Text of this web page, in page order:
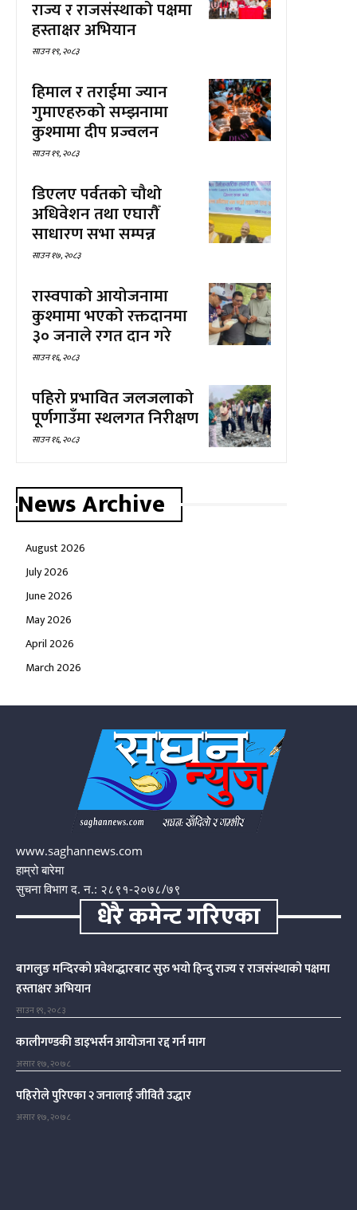
राज्य र राजसंस्थाको पक्षमा
हस्ताक्षर अभियान
साउन १९, २०८३
हिमाल र तराईमा ज्यान
गुमाएहरुको सम्झनामा
कुश्मामा दीप प्रज्वलन
साउन १९, २०८३
डिएलए पर्वतको चौथो
अधिवेशन तथा एघारौँ
साधारण सभा सम्पन्न
साउन १७, २०८३
रास्वपाको आयोजनामा
कुश्मामा भएको रक्तदानमा
३० जनाले रगत दान गरे
साउन १६, २०८३
पहिरो प्रभावित जलजलाको
पूर्णगाउँमा स्थलगत निरीक्षण
साउन १६, २०८३
News Archive
August 2026
July 2026
June 2026
May 2026
April 2026
March 2026
www.saghannews.com
हाम्रो बारेमा
सुचना विभाग द. न.: २८९१-२०७८/७९
धेरै कमेन्ट गरिएका
बागलुङ मन्दिरको प्रवेशद्धारबाट सुरु भयो हिन्दु राज्य र राजसंस्थाको पक्षमा
हस्ताक्षर अभियान
साउन १९, २०८३
कालीगण्डकी डाइभर्सन आयोजना रद्द गर्न माग
असार १७, २०७८
पहिरोले पुरिएका २ जनालाई जीवितै उद्धार
असार १७, २०७८